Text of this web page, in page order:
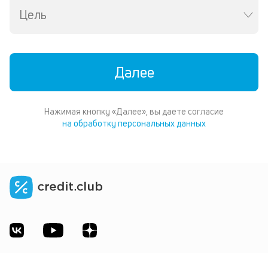
Цель
Далее
Нажимая кнопку «Далее», вы даете согласие
на обработку персональных данных